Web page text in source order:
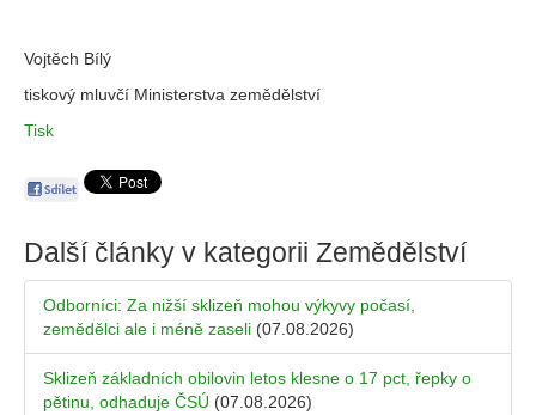
Vojtěch Bílý
tiskový mluvčí Ministerstva zemědělství
Tisk
Další články v kategorii Zemědělství
Odborníci: Za nižší sklizeň mohou výkyvy počasí,
zemědělci ale i méně zaseli (07.08.2026)
Sklizeň základních obilovin letos klesne o 17 pct, řepky o
pětinu, odhaduje ČSÚ (07.08.2026)